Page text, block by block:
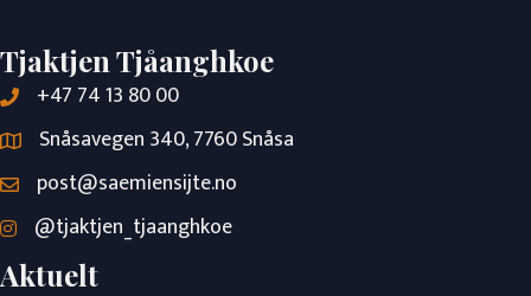
Tjaktjen Tjåanghkoe
+47 74 13 80 00
Snåsavegen 340, 7760 Snåsa
post@saemiensijte.no
@tjaktjen_tjaanghkoe
Aktuelt